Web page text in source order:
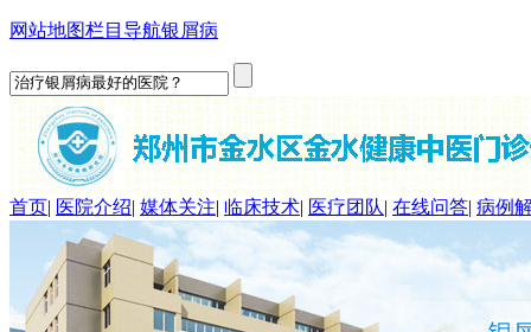
网站地图栏目导航银屑病
首页| 医院介绍| 媒体关注| 临床技术| 医疗团队| 在线问答| 病例